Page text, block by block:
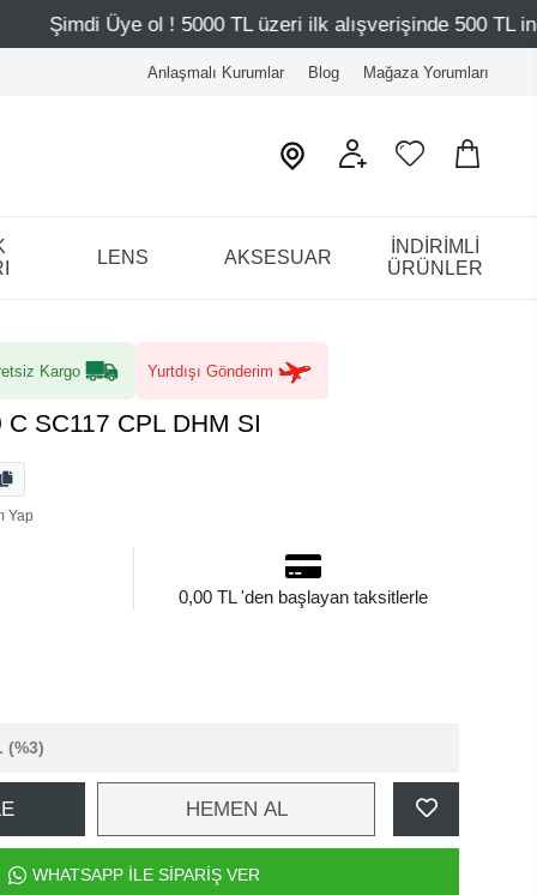
TL üzeri ilk alışverişinde 500 TL indirim
Anlaşmalı Kurumlar Blog Mağaza Yorumları
LENS AKSESUAR
İNDİRİMLİ
ÜRÜNLER
Kargo Yurtdışı Gönderim
SC117 CPL DHM SI
Yap
0,00 TL 'den başlayan taksitlerle
(%3)
HEMEN AL
WHATSAPP İLE SİPARİŞ VER